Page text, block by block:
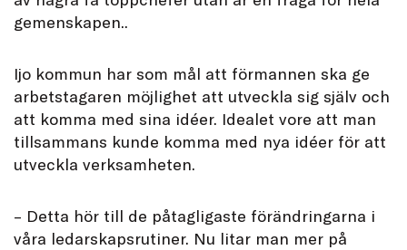
gemenskapen..
Ijo kommun har som mål att förmannen ska ge
arbetstagaren möjlighet att utveckla sig själv och
att komma med sina idéer. Idealet vore att man
tillsammans kunde komma med nya idéer för att
utveckla verksamheten.
– Detta hör till de påtagligaste förändringarna i
våra ledarskapsrutiner. Nu litar man mer på